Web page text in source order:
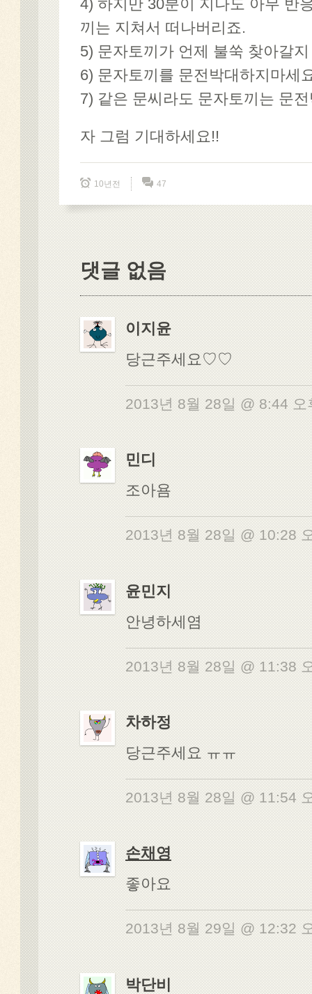
4) 하지만 30분이 지나도 아무 반
끼는 지쳐서 떠나버리죠.
5) 문자토끼가 언제 불쑥 찾아갈
6) 문자토끼를 문전박대하지마세
7) 같은 문씨라도 문자토끼는 문
자 그럼 기대하세요!!
10년전 47
댓글 없음
이지윤
당근주세요♡♡
2013년 8월 28일 @ 8:44
민디
조아욤
2013년 8월 28일 @ 10:28
윤민지
안녕하세염
2013년 8월 28일 @ 11:38
차하정
당근주세요 ㅠㅠ
2013년 8월 28일 @ 11:54
손채영
좋아요
2013년 8월 29일 @ 12:32
박단비